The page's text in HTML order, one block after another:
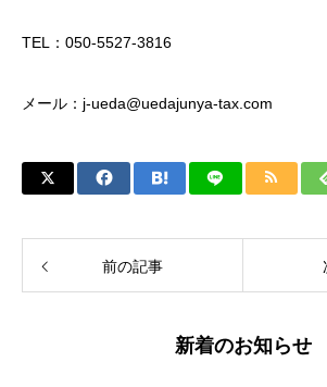
TEL：050-5527-3816
メール：j-ueda@uedajunya-tax.com
前の記事
新着のお知らせ